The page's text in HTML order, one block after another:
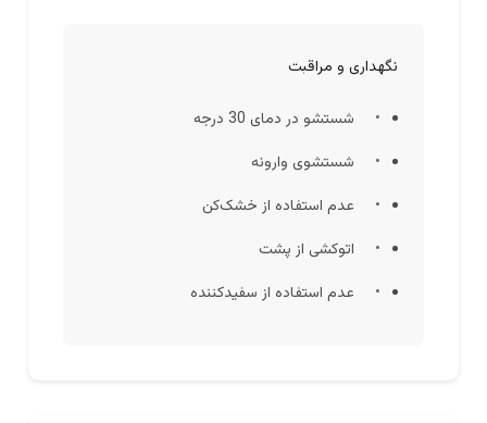
نگهداری و مراقبت
شستشو در دمای 30 درجه
شستشوی وارونه
عدم استفاده از خشک‌کن
اتوکشی از پشت
عدم استفاده از سفیدکننده